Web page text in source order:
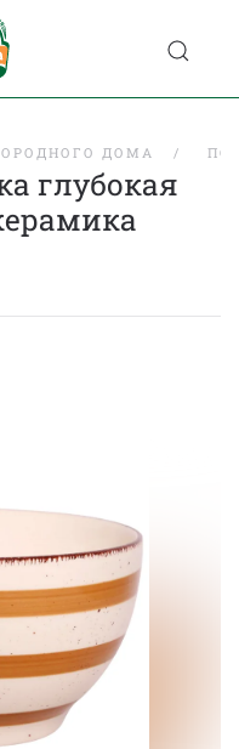
ДОМА
глубокая